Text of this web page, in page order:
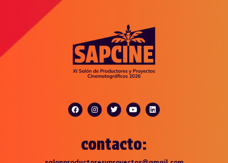
contacto: